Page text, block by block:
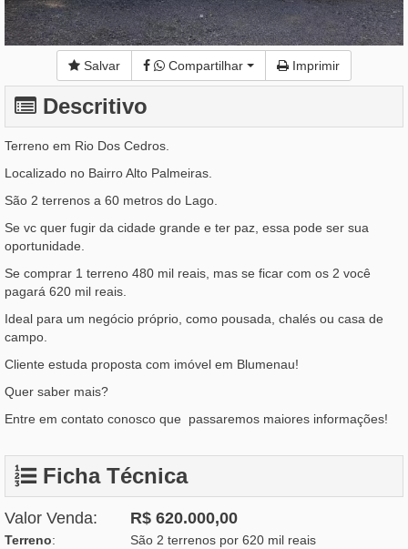
Salvar Compartilhar Imprimir
Descritivo
Terreno em Rio Dos Cedros.
Localizado no Bairro Alto Palmeiras.
São 2 terrenos a 60 metros do Lago.
Se vc quer fugir da cidade grande e ter paz, essa pode ser sua
oportunidade.
Se comprar 1 terreno 480 mil reais, mas se ficar com os 2 você
pagará 620 mil reais.
Ideal para um negócio próprio, como pousada, chalés ou casa de
campo.
Cliente estuda proposta com imóvel em Blumenau!
Quer saber mais?
Entre em contato conosco que passaremos maiores informações!
Ficha Técnica
Valor Venda: R$ 620.000,00
Terreno:
São 2 terrenos por 620 mil reais